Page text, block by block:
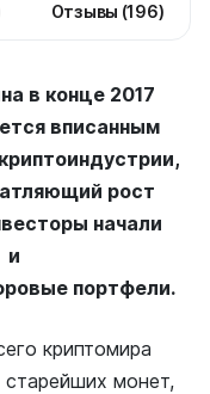
Отзывы (196)
в конце 2017
вписанным
рост
начали
и
портфели.
криптомира
монет,